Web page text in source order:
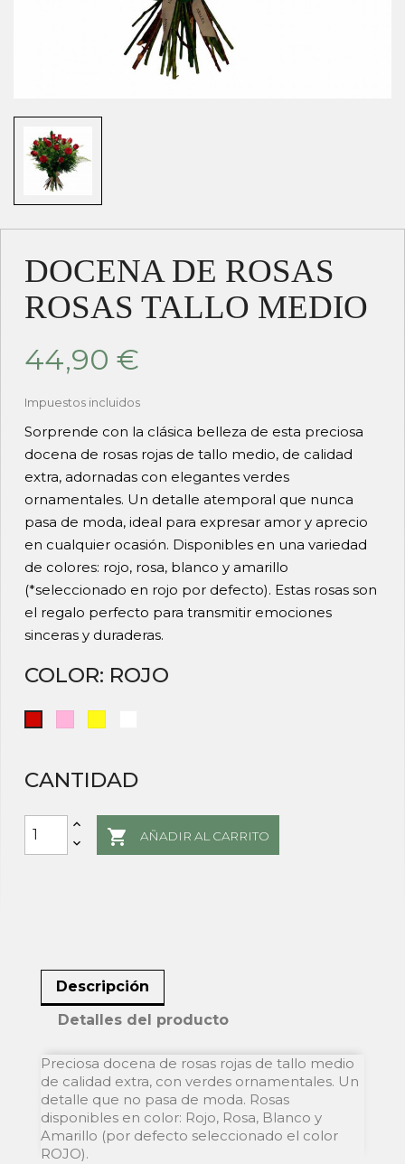
DOCENA DE ROSAS
ROSAS TALLO MEDIO
44,90 €
Impuestos incluidos
Sorprende con la clásica belleza de esta preciosa
docena de rosas rojas de tallo medio, de calidad
extra, adornadas con elegantes verdes
ornamentales. Un detalle atemporal que nunca
pasa de moda, ideal para expresar amor y aprecio
en cualquier ocasión. Disponibles en una variedad
de colores: rojo, rosa, blanco y amarillo
(*seleccionado en rojo por defecto). Estas rosas son
el regalo perfecto para transmitir emociones
sinceras y duraderas.
COLOR: ROJO
CANTIDAD
 AÑADIR AL CARRITO
Descripción
Detalles del producto
Preciosa docena de rosas rojas de tallo medio
de calidad extra, con verdes ornamentales. Un
detalle que no pasa de moda. Rosas
disponibles en color: Rojo, Rosa, Blanco y
Amarillo (por defecto seleccionado el color
ROJO).